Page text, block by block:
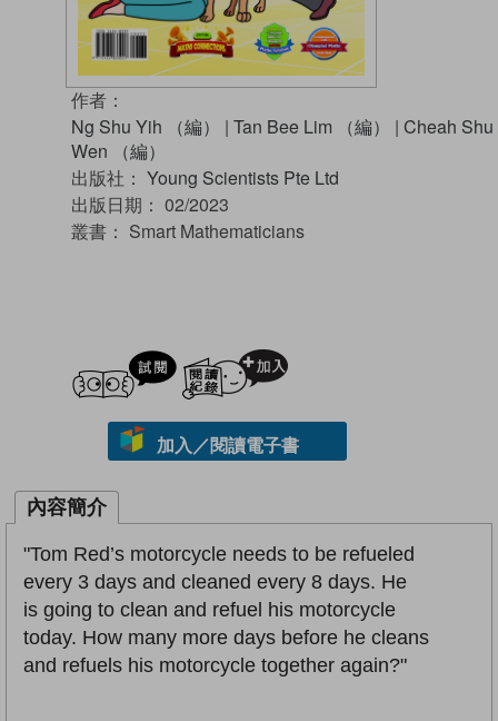
作者：
Ng Shu Yih （編）
| Tan Bee Lim （編） | Cheah Shu
Wen （編）
出版社： Young Scientists Pte Ltd
出版日期： 02/2023
叢書： Smart Mathematicians
試閲
加入／閱讀電子書
內容簡介
"Tom Red’s motorcycle needs to be refueled
every 3 days and cleaned every 8 days. He
is going to clean and refuel his motorcycle
today. How many more days before he cleans
and refuels his motorcycle together again?"